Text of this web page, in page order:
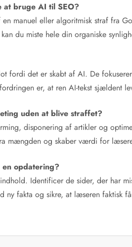
at bruge AI til SEO?
manuel eller algoritmisk straf fra
du miste hele din organiske
fordi det er skabt af AI. De
er, at ren AI-tekst sjældent
uden at blive straffet?
disponering af artikler og
mængden og skaber værdi for
opdatering?
Identificer de sider, der har
fakta og sikre, at læseren faktisk